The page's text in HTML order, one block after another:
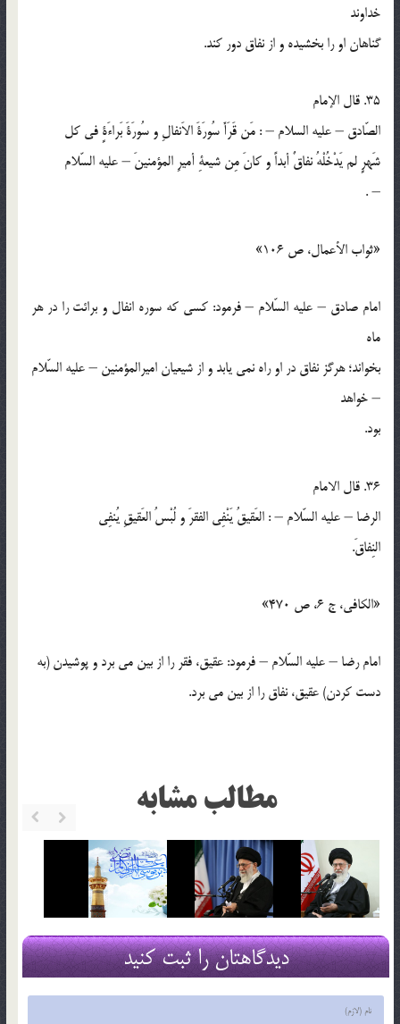
خداوند
گناهان او را بخشيده و از نفاق دور كند.
35. قال الإمام
الصّادق – عليه السلام – : مَن قَرَأَ سُورَةَ الاَنفالِ و سُورَةَ بَراءَةٍ في كل
شَهرٍ لم يَدْخُلْهُ نفاقٌ أبداً و كانَ مِن شيعةِ أميرِ المؤمنينَ – عليه السّلام
– .
«ثواب الأعمال، ص 106»
امام صادق – عليه السّلام – فرمود: كسي كه سوره انفال و برائت را در هر
ماه
بخواند؛ هرگز نفاق در او راه نمي يابد و از شيعيان اميرالمؤمنين – عليه السّلام
– خواهد
بود.
36. قال الامام
الرضا – عليه السّلام – : العَقيقُ يَنْفِي الفقرَ و لُبْسُ العَقيقِ يُنفِي
النِفاقَ.
«الكافي، ج 6، ص 470»
امام رضا – عليه السّلام – فرمود: عقيق، فقر را از بين مي برد و پوشيدن (به
دست كردن) عقيق، نفاق را از بين مي برد.
مطالب مشابه
دیدگاهتان را ثبت کنید